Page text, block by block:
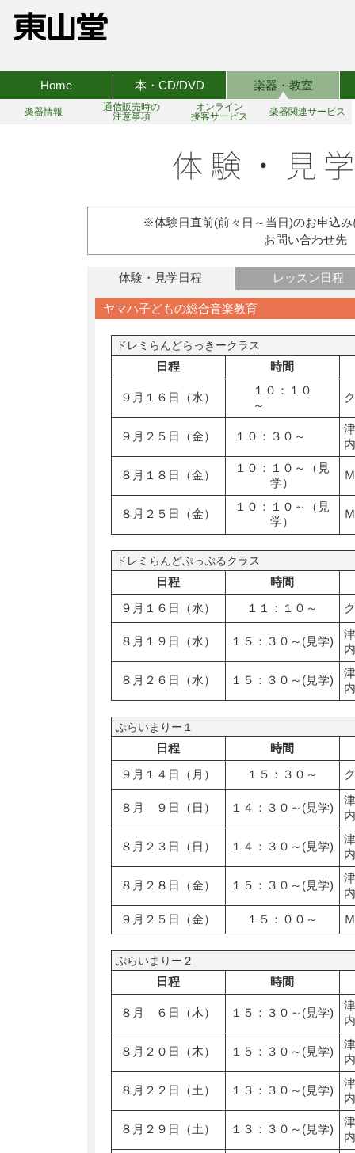
Home 本・CD/DVD 楽器・教室
楽器情報
通信販売時の
注意事項
オンライン
接客サービス
楽器関連サービス
※体験日直前(前々日～当日)のお申込
お問い合わせ先
体験・見学日程 レッスン日程
ヤマハ子どもの総合音楽教育
ドレミらんどらっきークラス
日程 時間
９月１６日（水）
１０：１０
～
９月２５日（金） １０：３０～
８月１８日（金）
１０：１０～（見
学）
８月２５日（金）
１０：１０～（見
学）
ドレミらんどぷっぷるクラス
日程
時間
９月１６日（水）
１１：１０～
８月１９日（水） １５：３０～(見学)
８月２６日（水） １５：３０～(見学)
ぷらいまりー１
日程
時間
９月１４日（月）
１５：３０～
８月 ９日（日） １４：３０～(見学)
８月２３日（日） １４：３０～(見学)
８月２８日（金） １５：３０～(見学)
９月２５日（金）
１５：００～
ぷらいまりー２
日程 時間
８月 ６日（木） １５：３０～(見学)
８月２０日（木） １５：３０～(見学)
８月２２日（土） １３：３０～(見学)
８月２９日（土） １３：３０～(見学)